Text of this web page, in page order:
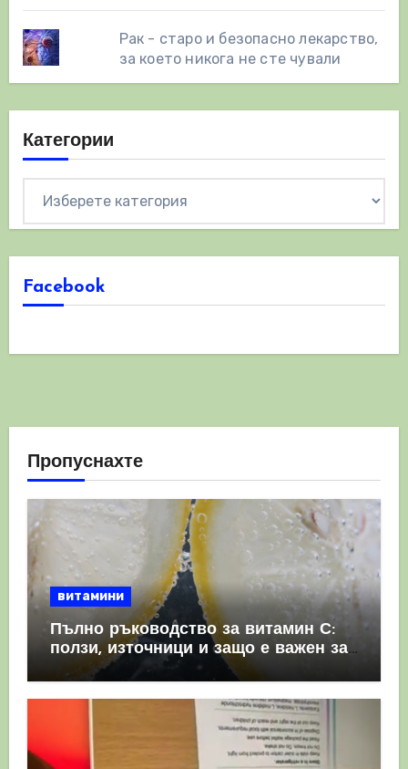
Рак - старо и безопасно лекарство,
за което никога не сте чували
Категории
Facebook
Пропуснахте
витамини
Пълно ръководство за витамин С:
ползи, източници и защо е важен за
имунната система